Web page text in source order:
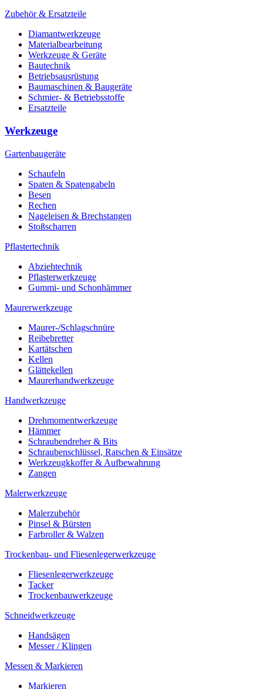
Zubehör & Ersatzteile
Diamantwerkzeuge
Materialbearbeitung
Werkzeuge & Geräte
Bautechnik
Betriebsausrüstung
Baumaschinen & Baugeräte
Schmier- & Betriebsstoffe
Ersatzteile
Werkzeuge
Gartenbaugeräte
Schaufeln
Spaten & Spatengabeln
Besen
Rechen
Nageleisen & Brechstangen
Stoßscharren
Pflastertechnik
Abziehtechnik
Pflasterwerkzeuge
Gummi- und Schonhämmer
Maurerwerkzeuge
Maurer-/Schlagschnüre
Reibebretter
Kartätschen
Kellen
Glättekellen
Maurerhandwerkzeuge
Handwerkzeuge
Drehmomentwerkzeuge
Hämmer
Schraubendreher & Bits
Schraubenschlüssel, Ratschen & Einsätze
Werkzeugkkoffer & Aufbewahrung
Zangen
Malerwerkzeuge
Malerzubehör
Pinsel & Bürsten
Farbroller & Walzen
Trockenbau- und Fliesenlegerwerkzeuge
Fliesenlegerwerkzeuge
Tacker
Trockenbauwerkzeuge
Schneidwerkzeuge
Handsägen
Messer / Klingen
Messen & Markieren
Markieren